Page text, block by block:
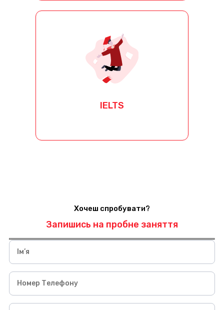
IELTS
Курс готує до успішної здачі
IELTS
рівня
GENERAL
ACADEMIC
[button link="/ielts/"
Хочеш спробувати?
Запишись на пробне заняття
Ім’я
Номер Телефону